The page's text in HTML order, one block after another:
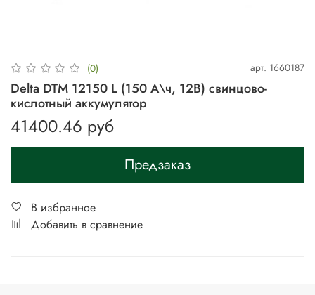
(0) арт. 1660187
Delta DTM 12150 L (150 А\ч, 12В) свинцово-
кислотный аккумулятор
41400.46 руб
Предзаказ
В избранное
Добавить в сравнение